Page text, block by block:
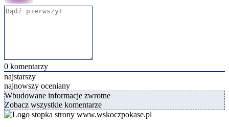
0 komentarzy
najstarszy
najnowszy oceniany
Wbudowane informacje zwrotne
Zobacz wszystkie komentarze